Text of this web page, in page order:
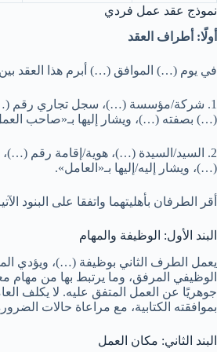
نموذج عقد عمل فردي
أولًا: أطراف العقد
في يوم (…) الموافق (…) أبرم هذا العقد
1. شركة/مؤسسة (…)، سجل تجاري رقم (…)،
(…) بصفته (…)، ويشار إليها بـ«صاحب
2. السيد/السيدة (…)، هوية/إقامة رقم
(…)، ويشار إليه/إليها بـ«العامل».
أقر الطرفان بأهليتهما واتفقا على البنود
البند الأول: الوظيفة والمهام
يعمل الطرف الثاني بوظيفة (…)، ويؤدي
الوظيفي المرفق، وما يرتبط بها من مهام
جوهريًا عن العمل المتفق عليه. لا يكلف
بموافقته الكتابية، مع مراعاة حالات
البند الثاني: مكان العمل